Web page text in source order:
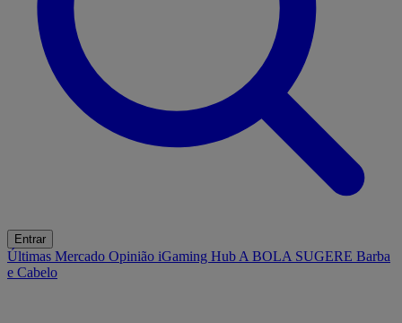
Entrar
Últimas Mercado Opinião iGaming Hub A BOLA SUGERE Barba
e Cabelo